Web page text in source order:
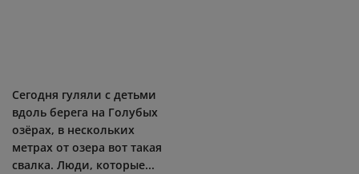
Сегодня гуляли с детьми
вдоль берега на Голубых
озёрах, в нескольких
метрах от озера вот такая
свалка. Люди, которые...